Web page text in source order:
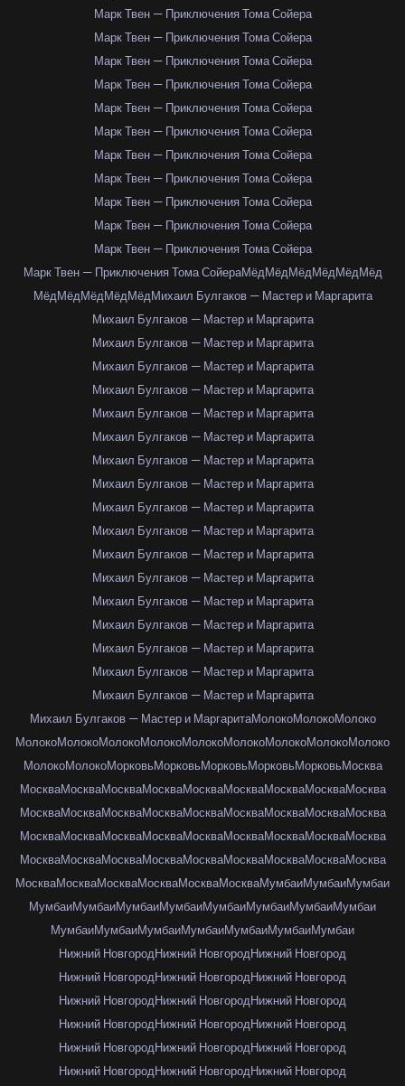
Марк Твен — Приключения Тома Сойера
Марк Твен — Приключения Тома Сойера
Марк Твен — Приключения Тома Сойера
Марк Твен — Приключения Тома Сойера
Марк Твен — Приключения Тома Сойера
Марк Твен — Приключения Тома Сойера
Марк Твен — Приключения Тома Сойера
Марк Твен — Приключения Тома Сойера
Марк Твен — Приключения Тома Сойера
Марк Твен — Приключения Тома Сойера
Марк Твен — Приключения Тома Сойера
Марк Твен — Приключения Тома СойераМёдМёдМёдМёдМёдМёд
МёдМёдМёдМёдМёдМихаил Булгаков — Мастер и Маргарита
Михаил Булгаков — Мастер и Маргарита
Михаил Булгаков — Мастер и Маргарита
Михаил Булгаков — Мастер и Маргарита
Михаил Булгаков — Мастер и Маргарита
Михаил Булгаков — Мастер и Маргарита
Михаил Булгаков — Мастер и Маргарита
Михаил Булгаков — Мастер и Маргарита
Михаил Булгаков — Мастер и Маргарита
Михаил Булгаков — Мастер и Маргарита
Михаил Булгаков — Мастер и Маргарита
Михаил Булгаков — Мастер и Маргарита
Михаил Булгаков — Мастер и Маргарита
Михаил Булгаков — Мастер и Маргарита
Михаил Булгаков — Мастер и Маргарита
Михаил Булгаков — Мастер и Маргарита
Михаил Булгаков — Мастер и Маргарита
Михаил Булгаков — Мастер и Маргарита
Михаил Булгаков — Мастер и МаргаритаМолокоМолокоМолоко
МолокоМолокоМолокоМолокоМолокоМолокоМолокоМолокоМолоко
МолокоМолокоМорковьМорковьМорковьМорковьМорковьМосква
МоскваМоскваМоскваМоскваМоскваМоскваМоскваМоскваМосква
МоскваМоскваМоскваМоскваМоскваМоскваМоскваМоскваМосква
МоскваМоскваМоскваМоскваМоскваМоскваМоскваМоскваМосква
МоскваМоскваМоскваМоскваМоскваМоскваМоскваМоскваМосква
МоскваМоскваМоскваМоскваМоскваМоскваМумбаиМумбаиМумбаи
МумбаиМумбаиМумбаиМумбаиМумбаиМумбаиМумбаиМумбаи
МумбаиМумбаиМумбаиМумбаиМумбаиМумбаиМумбаи
Нижний НовгородНижний НовгородНижний Новгород
Нижний НовгородНижний НовгородНижний Новгород
Нижний НовгородНижний НовгородНижний Новгород
Нижний НовгородНижний НовгородНижний Новгород
Нижний НовгородНижний НовгородНижний Новгород
Нижний НовгородНижний НовгородНижний Новгород